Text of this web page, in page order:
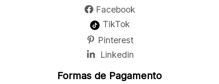
Facebook
TikTok
Pinterest
Linkedin
Formas de Pagamento